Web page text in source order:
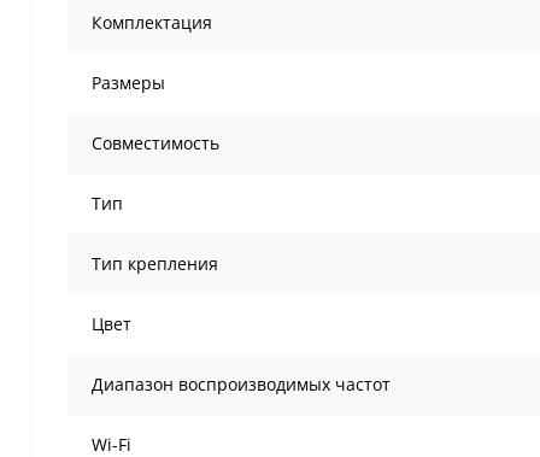
Комплектация
Размеры
Совместимость
Тип
Тип крепления
Цвет
Диапазон воспроизводимых частот
Wi-Fi